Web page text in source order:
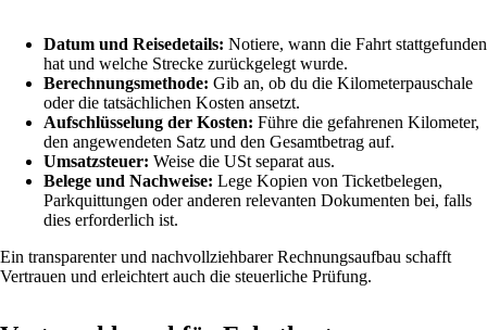
Datum und Reisedetails: Notiere, wann die Fahrt stattgefunden
hat und welche Strecke zurückgelegt wurde.
Berechnungsmethode: Gib an, ob du die Kilometerpauschale
oder die tatsächlichen Kosten ansetzt.
Aufschlüsselung der Kosten: Führe die gefahrenen Kilometer,
den angewendeten Satz und den Gesamtbetrag auf.
Umsatzsteuer: Weise die USt separat aus.
Belege und Nachweise: Lege Kopien von Ticketbelegen,
Parkquittungen oder anderen relevanten Dokumenten bei, falls
dies erforderlich ist.
Ein transparenter und nachvollziehbarer Rechnungsaufbau schafft
Vertrauen und erleichtert auch die steuerliche Prüfung.